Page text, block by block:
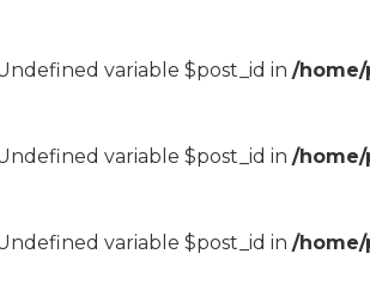
variable $post_id in/
variable $post_id in/
variable $post_id in/